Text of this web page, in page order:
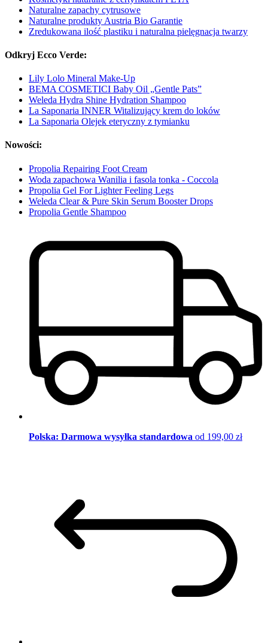
Naturalne zapachy cytrusowe
Naturalne produkty Austria Bio Garantie
Zredukowana ilość plastiku i naturalna pielęgnacja twarzy
Odkryj Ecco Verde:
Lily Lolo Mineral Make-Up
BEMA COSMETICI Baby Oil „Gentle Pats”
Weleda Hydra Shine Hydration Shampoo
La Saponaria INNER Witalizujący krem do loków
La Saponaria Olejek eteryczny z tymianku
Nowości:
Propolia Repairing Foot Cream
Woda zapachowa Wanilia i fasola tonka - Coccola
Propolia Gel For Lighter Feeling Legs
Weleda Clear & Pure Skin Serum Booster Drops
Propolia Gentle Shampoo
Polska: Darmowa wysyłka standardowa od 199,00 zł